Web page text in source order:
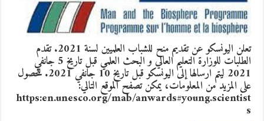
تعلن اليونسكو عن تقديم منح للشباب العلميين لسنة 2021. تقدم
الطلبات للوزارة التعليم العالي و البحث العلمي قبل تاريخ 5 جانفي
2021 ليتم ارسالها إلى اليونسكو قبل تاريخ 10 جانفي 2021. للحصول
على المزيد من المعلومات، يمكن تصفح الموقع التالي:
https:en.unesco.org/mab/anwards#young.scientist
s